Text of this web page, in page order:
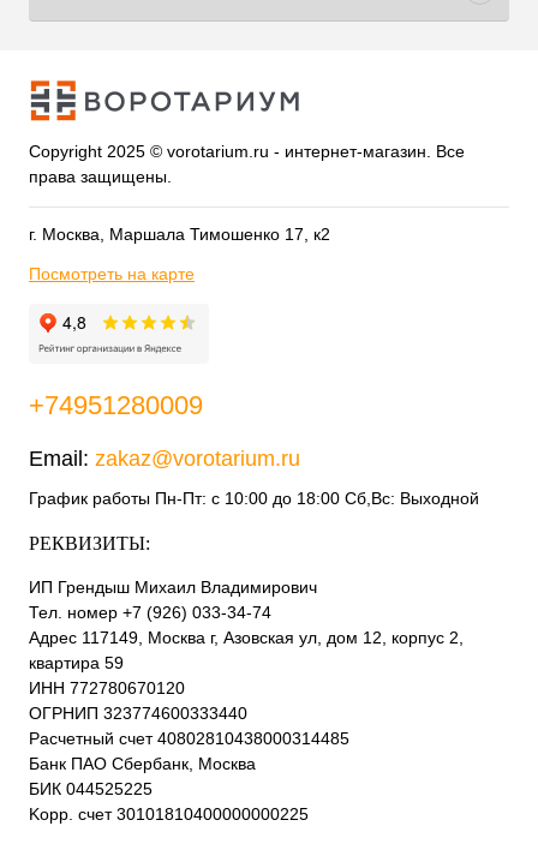
Copyright 2025 © vorotarium.ru - интернет-магазин. Все
права защищены.
г. Москва, Маршала Тимошенко 17, к2
Посмотреть на карте
+74951280009
Email: zakaz@vorotarium.ru
График работы Пн-Пт: с 10:00 до 18:00 Сб,Вс: Выходной
РЕКВИЗИТЫ:
ИП Грендыш Михаил Владимирович
Тел. номер +7 (926) 033-34-74
Адрес 117149, Москва г, Азовская ул, дом 12, корпус 2,
квартира 59
ИНН 772780670120
ОГРНИП 323774600333440
Расчетный счет 40802810438000314485
Банк ПАО Сбербанк, Москва
БИК 044525225
Kорр. счет 30101810400000000225